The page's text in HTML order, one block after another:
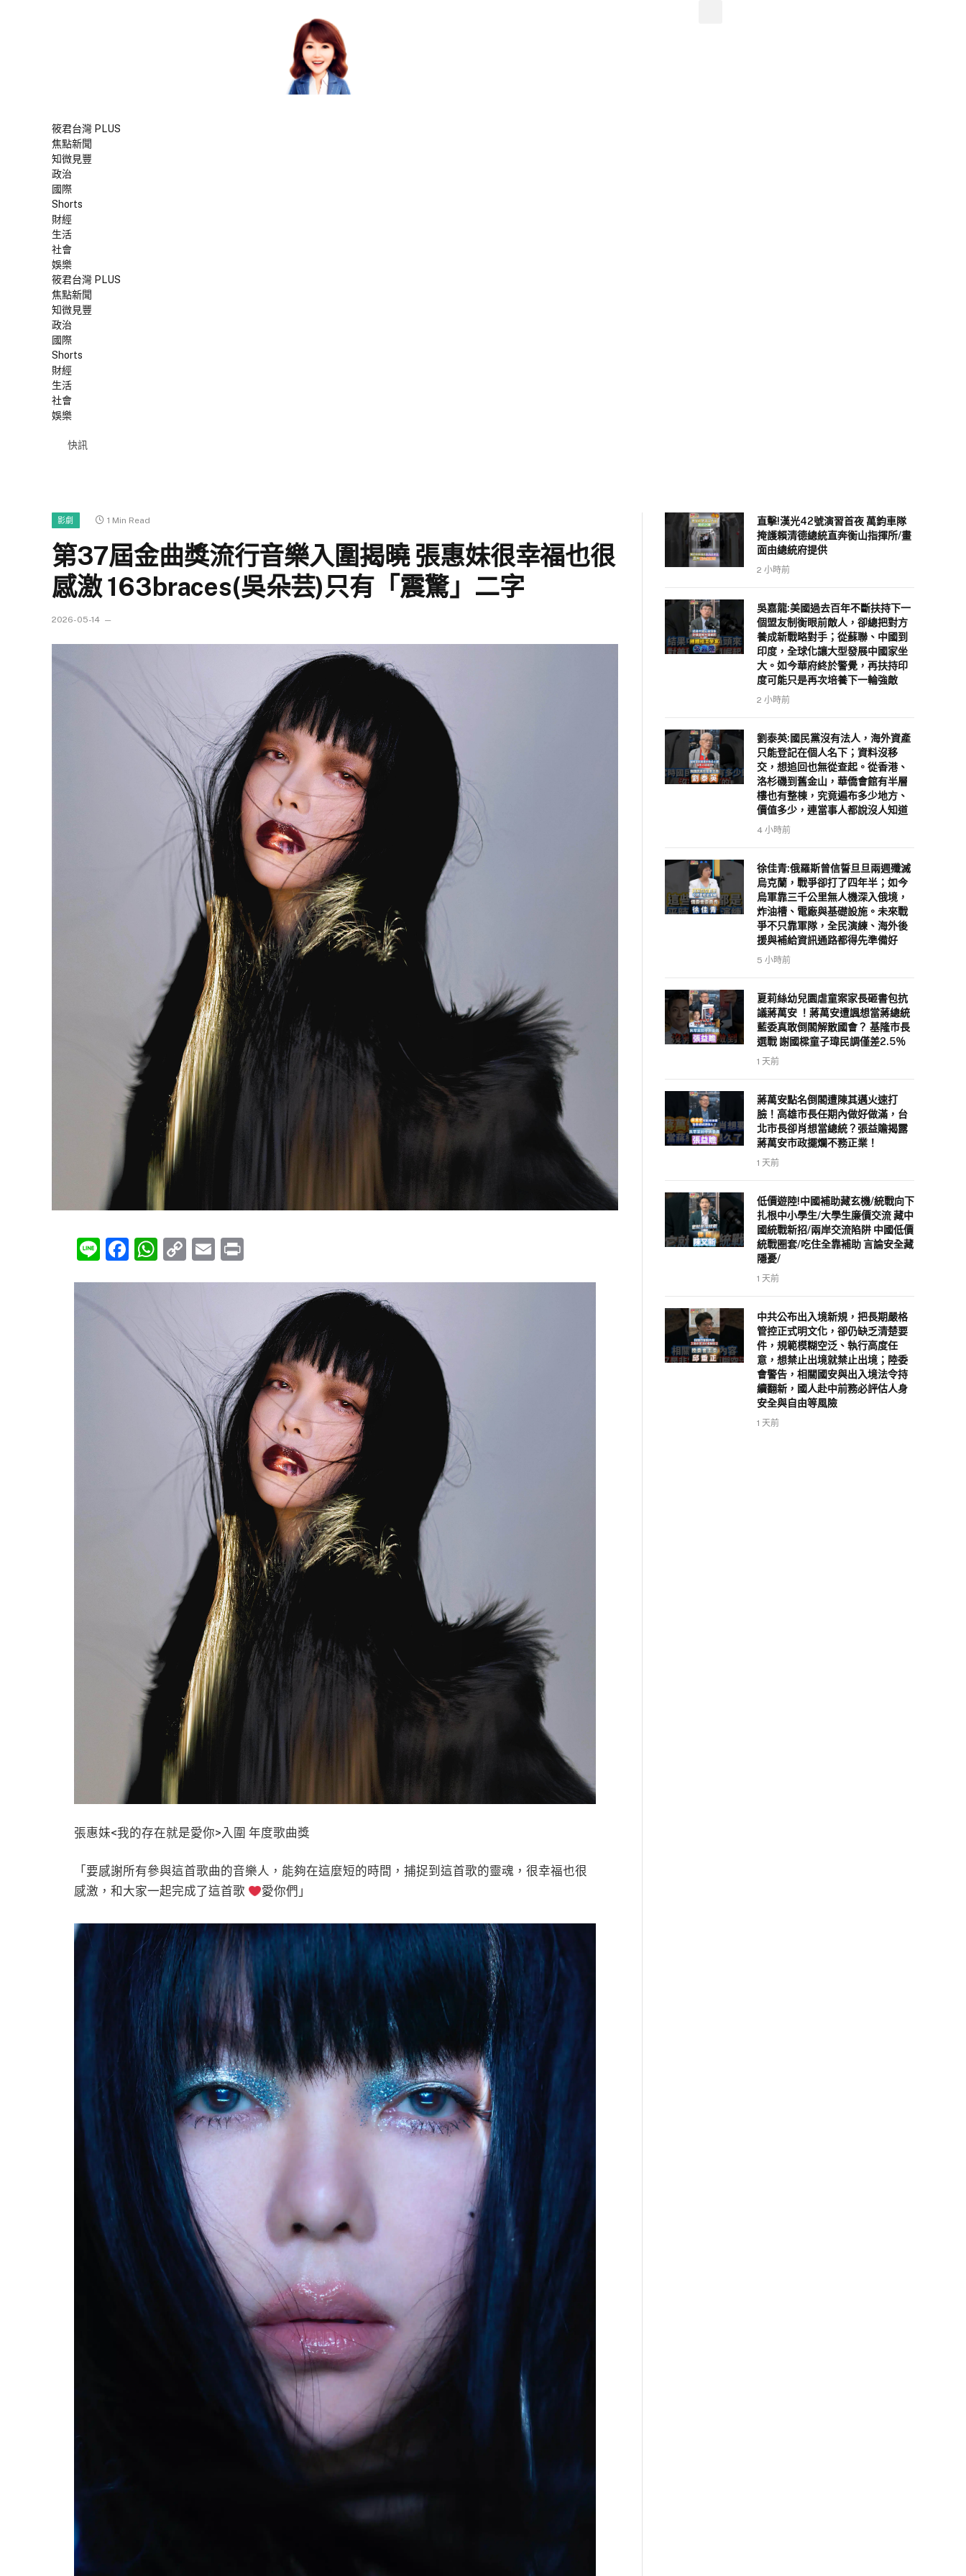
筱君台灣 PLUS
焦點新聞
知微見豐
政治
國際
Shorts
財經
生活
社會
娛樂
筱君台灣 PLUS
焦點新聞
知微見豐
政治
國際
Shorts
財經
生活
社會
娛樂
快訊
影劇 1 Min Read
第37屆金曲獎流行音樂入圍揭曉 張惠妹很幸福也很
感激 163braces(吳朵芸)只有「震驚」二字
2026-05-14
LineFacebook
WhatsApp
CopyEmail
張惠妹<我的存在就是愛你>入圍 年度歌曲獎
「要感謝所有參與這首歌曲的音樂人，能夠在這麼短的時間，捕捉到這首歌的靈魂，很幸福也很
感激，和大家一起完成了這首歌
愛你們」
直擊!漢光42號演習首夜 萬鈞車隊
掩護賴清德總統直奔衡山指揮所/畫
面由總統府提供
2 小時前
吳嘉龍:美國過去百年不斷扶持下一
個盟友制衡眼前敵人，卻總把對方
養成新戰略對手；從蘇聯、中國到
印度，全球化讓大型發展中國家坐
大。如今華府終於警覺，再扶持印
度可能只是再次培養下一輪強敵
2 小時前
劉泰英:國民黨沒有法人，海外資產
只能登記在個人名下；資料沒移
交，想追回也無從查起。從香港、
洛杉磯到舊金山，華僑會館有半層
樓也有整棟，究竟遍布多少地方、
價值多少，連當事人都說沒人知道
4 小時前
徐佳青:俄羅斯曾信誓旦旦兩週殲滅
烏克蘭，戰爭卻打了四年半；如今
烏軍靠三千公里無人機深入俄境，
炸油槽、電廠與基礎設施。未來戰
爭不只靠軍隊，全民演練、海外後
援與補給資訊通路都得先準備好
5 小時前
夏莉絲幼兒園虐童案家長砸書包抗
議蔣萬安 ！蔣萬安遭諷想當蔣總統
藍委真敢倒閣解散國會？ 基隆市長
選戰 謝國樑童子瑋民調僅差2.5％
1 天前
蔣萬安點名倒閣遭陳其邁火速打
臉！高雄市長任期內做好做滿，台
北市長卻肖想當總統？張益贍揭露
蔣萬安市政擺爛不務正業！
1 天前
低價遊陸!中國補助藏玄機/統戰向下
扎根中小學生/大學生廉價交流 藏中
國統戰新招/兩岸交流陷阱 中國低價
統戰圈套/吃住全靠補助 言論安全藏
隱憂/
1 天前
中共公布出入境新規，把長期嚴格
管控正式明文化，卻仍缺乏清楚要
件，規範模糊空泛、執行高度任
意，想禁止出境就禁止出境；陸委
會警告，相關國安與出入境法令持
續翻新，國人赴中前務必評估人身
安全與自由等風險
1 天前